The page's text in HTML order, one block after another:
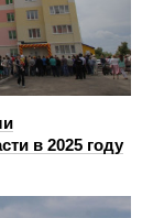
в 2025 году